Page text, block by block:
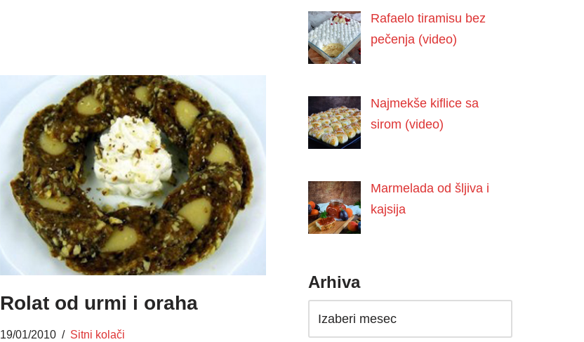
Rolat od urmi i oraha
19/01/2010 Sitni kolači
Rafaelo tiramisu bez
pečenja (video)
Najmekše kiflice sa
sirom (video)
Marmelada od šljiva i
kajsija
Arhiva